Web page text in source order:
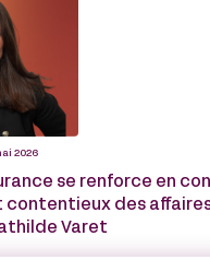
2026
se renforce en
contentieux des
Varet